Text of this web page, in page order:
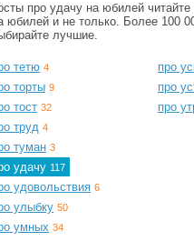
про удачу на юбилей
юбилей и не только. Более 100
лучшие.
тетю 4
торты 9
тост 32
труд 4
туман 3
удачу 117
удовольствия 6
улыбку 50
умных 34
про
про
про